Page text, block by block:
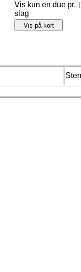
Vis kun en due pr.
slag